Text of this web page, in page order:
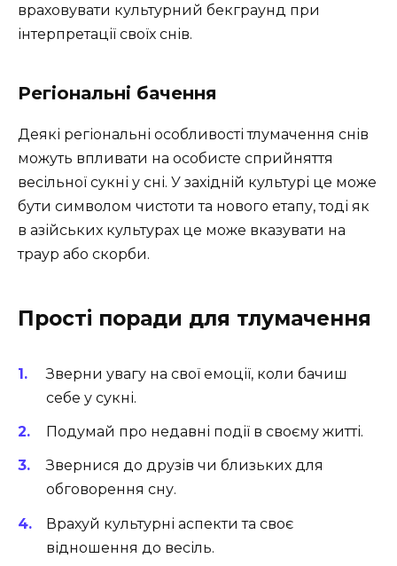
враховувати культурний бекграунд при
інтерпретації своїх снів.
Регіональні бачення
Деякі регіональні особливості тлумачення снів
можуть впливати на особисте сприйняття
весільної сукні у сні. У західній культурі це може
бути символом чистоти та нового етапу, тоді як
в азійських культурах це може вказувати на
траур або скорби.
Прості поради для тлумачення
Зверни увагу на свої емоції, коли бачиш
себе у сукні.
Подумай про недавні події в своєму житті.
Звернися до друзів чи близьких для
обговорення сну.
Врахуй культурні аспекти та своє
відношення до весіль.